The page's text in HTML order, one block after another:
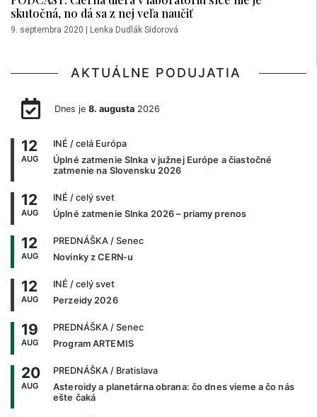
skutočná, no dá sa z nej veľa naučiť
9. septembra 2020 | Lenka Dudlák Sidorová
AKTUÁLNE PODUJATIA
Dnes je 8. augusta2026
12
AUG
INÉ / celá Európa
Úplné zatmenie Slnka v južnej Európe a čiastočné
zatmenie na Slovensku 2026
12
AUG
INÉ / celý svet
Úplné zatmenie Slnka 2026 – priamy prenos
12
AUG
PREDNÁŠKA / Senec
Novinky z CERN-u
12
AUG
INÉ / celý svet
Perzeidy 2026
19
AUG
PREDNÁŠKA / Senec
Program ARTEMIS
20
AUG
PREDNÁŠKA / Bratislava
Asteroidy a planetárna obrana: čo dnes vieme a čo nás
ešte čaká